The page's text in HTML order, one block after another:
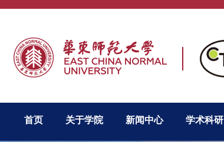
首页 关于学院 新闻中心 学术科研